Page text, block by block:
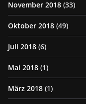
November 2018 (33)
Oktober 2018 (49)
Juli 2018 (6)
Mai 2018 (1)
März 2018 (1)